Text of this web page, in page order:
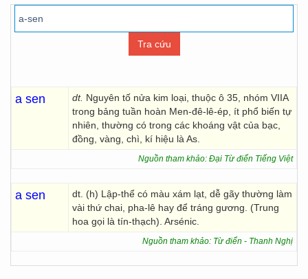
a sen dt. Nguyên tố nửa kim loại, thuộc ô 35, nhóm VIIA
trong bảng tuần hoàn Men-đê-lê-ép, ít phổ biến tự
nhiên, thường có trong các khoáng vật của bạc,
đồng, vàng, chì, kí hiệu là As.
Nguồn tham khảo: Đại Từ điển Tiếng Việt
a sen
dt. (h) Lập-thể có màu xám lạt, dễ gãy thường làm
vài thứ chai, pha-lê hay để tráng gương. (Trung
hoa gọi là tín-thạch). Arsénic.
Nguồn tham khảo: Từ điển - Thanh Nghị